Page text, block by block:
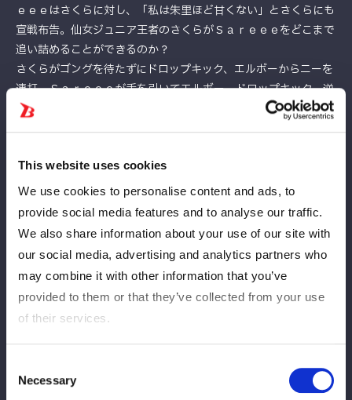
This website uses cookies
We use cookies to personalise content and ads, to
provide social media features and to analyse our traffic.
We also share information about your use of our site with
our social media, advertising and analytics partners who
may combine it with other information that you’ve
provided to them or that they’ve collected from your use
of their services.
Selection
Necessary
ｅｅｅはさくらに対し、「私は朱里ほど甘くない」とさくらにも
宣戦布告。仙女ジュニア王者のさくらがＳａｒｅｅｅをどこまで
追い詰めることができるのか？
さくらがゴングを待たずにドロップキック、エルボーからニーを
連打。Ｓａｒｅｅｅが手を引いてエルボー、ドロップキック、逆
片エビ固め、手をロックしエスケープさせず。さくらがエスケー
プするとＳａｒｅｅｅは背中を踏みつけフットスタンプ、ストン
ドロップキック。ヘアーホイップの連続から顔面を踏みつける
と、中央にもっていきボディースラムからインディアンデスロッ
ク、変型の鎌固め。コーナーに振られたさくらが反転してドロッ
プキック。マウントを取ってエルボー。Ｓａｒｅｅｅが反転する
が、さくらも反転して連打する。Ｓａｒｅｅｅがエルボーで倒し
て突進。さくらが飛びついて三角絞めの体勢。Ｓａｒｅｅｅがり
フットアップを試みるが、さくらがこらえて締め続ける。Ｓａｒ
ｅｅｅがエスケープすると、さくらはミドルキック連打、ノーザ
ンライト。Ｓａｒｅｅｅが返すと、さくらはコーナーに上がる。
ｅｅが追いついてヘッドバット連打、雪崩式ブレーンバスター。